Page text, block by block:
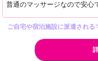
普通のマッサージなので安心
ご自宅や宿泊施設に派遣される